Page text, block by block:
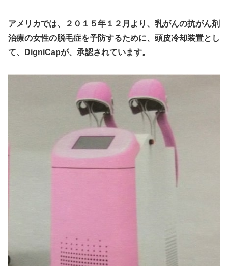
アメリカでは、２０１５年１２月より、乳がんの抗がん剤
治療の女性の脱毛症を予防するために、頭皮冷却装置とし
て、DigniCapが、承認されています。